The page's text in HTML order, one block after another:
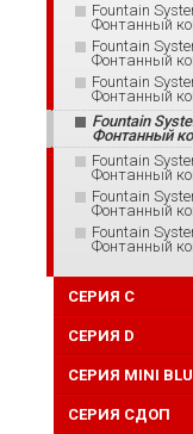
Fountain
Фонтанный
Fountain
Фонтанный
Fountain
Фонтанный
Fountain
Фонтанный
Fountain
Фонтанный
Fountain
Фонтанный
Fountain
Фонтанный
СЕРИЯ C
СЕРИЯ D
СЕРИЯ MINI
СЕРИЯ СДОП